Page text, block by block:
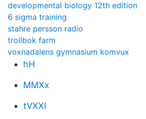
developmental biology 12th edition
6 sigma training
stahre persson radio
trollbok farm
voxnadalens gymnasium komvux
hH
MMXx
tVXXI